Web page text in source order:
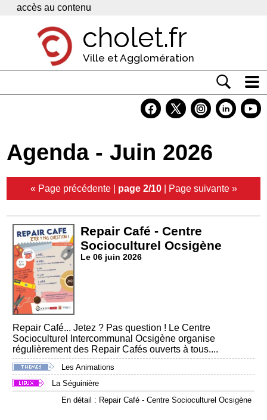
Panneau de gestion des cookies
accès au contenu
cholet.fr
Ville et Agglomération
Economie
Services
Agenda - Juin 2026
« Page précédente| page 2/10| Page suivante »
Repair Café - Centre
Socioculturel Ocsigène
Le 06 juin 2026
Repair Café... Jetez ? Pas question ! Le Centre
Socioculturel Intercommunal Ocsigène organise
régulièrement des Repair Cafés ouverts à tous....
Les Animations
La Séguinière
En détail : Repair Café - Centre Socioculturel Ocsigène